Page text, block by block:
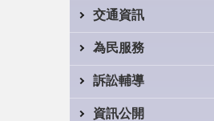
交通資訊
為民服務
訴訟輔導
資訊公開